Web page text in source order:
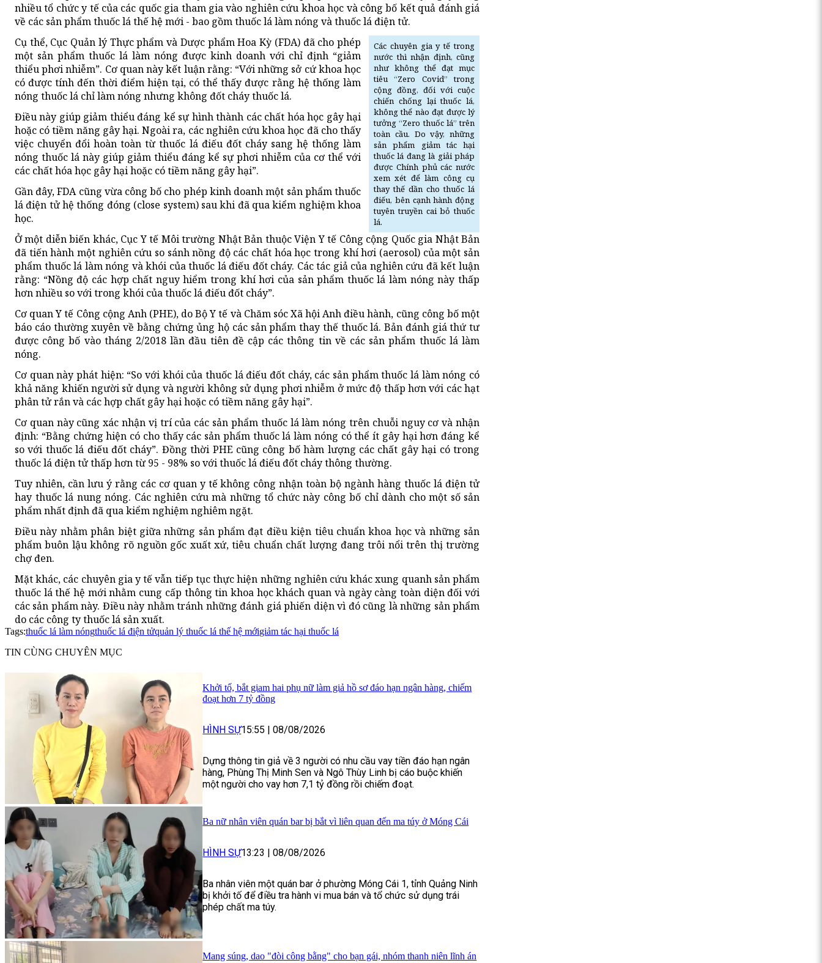
nhiều tổ chức y tế của các quốc gia tham gia vào nghiên cứu khoa học và công bố kết quả đánh giá
về các sản phẩm thuốc lá thế hệ mới - bao gồm thuốc lá làm nóng và thuốc lá điện tử.
Các chuyên gia y tế trong
nước thì nhận định, cũng
như không thể đạt mục
tiêu “Zero Covid” trong
cộng đồng, đối với cuộc
chiến chống lại thuốc lá,
không thể nào đạt được lý
tưởng “Zero thuốc lá” trên
toàn cầu. Do vậy, những
sản phẩm giảm tác hại
thuốc lá đang là giải pháp
được Chính phủ các nước
xem xét để làm công cụ
thay thế dần cho thuốc lá
điếu, bên cạnh hành động
tuyên truyền cai bỏ thuốc
lá.
Cụ thể, Cục Quản lý Thực phẩm và Dược phẩm Hoa Kỳ (FDA) đã cho phép
một sản phẩm thuốc lá làm nóng được kinh doanh với chỉ định “giảm
thiểu phơi nhiễm”. Cơ quan này kết luận rằng: “Với những sở cứ khoa học
có được tính đến thời điểm hiện tại, có thể thấy được rằng hệ thống làm
nóng thuốc lá chỉ làm nóng nhưng không đốt cháy thuốc lá.
Điều này giúp giảm thiểu đáng kể sự hình thành các chất hóa học gây hại
hoặc có tiềm năng gây hại. Ngoài ra, các nghiên cứu khoa học đã cho thấy
việc chuyển đổi hoàn toàn từ thuốc lá điếu đốt cháy sang hệ thống làm
nóng thuốc lá này giúp giảm thiểu đáng kể sự phơi nhiễm của cơ thể với
các chất hóa học gây hại hoặc có tiềm năng gây hại”.
Gần đây, FDA cũng vừa công bố cho phép kinh doanh một sản phẩm thuốc
lá điện tử hệ thống đóng (close system) sau khi đã qua kiểm nghiệm khoa
học.
Ở một diễn biến khác, Cục Y tế Môi trường Nhật Bản thuộc Viện Y tế Công cộng Quốc gia Nhật Bản
đã tiến hành một nghiên cứu so sánh nồng độ các chất hóa học trong khí hơi (aerosol) của một sản
phẩm thuốc lá làm nóng và khói của thuốc lá điếu đốt cháy. Các tác giả của nghiên cứu đã kết luận
rằng: “Nồng độ các hợp chất nguy hiểm trong khí hơi của sản phẩm thuốc lá làm nóng này thấp
hơn nhiều so với trong khói của thuốc lá điếu đốt cháy”.
Cơ quan Y tế Công cộng Anh (PHE), do Bộ Y tế và Chăm sóc Xã hội Anh điều hành, cũng công bố một
báo cáo thường xuyên về bằng chứng ủng hộ các sản phẩm thay thế thuốc lá. Bản đánh giá thứ tư
được công bố vào tháng 2/2018 lần đầu tiên đề cập các thông tin về các sản phẩm thuốc lá làm
nóng.
Cơ quan này phát hiện: “So với khói của thuốc lá điếu đốt cháy, các sản phẩm thuốc lá làm nóng có
khả năng khiến người sử dụng và người không sử dụng phơi nhiễm ở mức độ thấp hơn với các hạt
phân tử rắn và các hợp chất gây hại hoặc có tiềm năng gây hại”.
Cơ quan này cũng xác nhận vị trí của các sản phẩm thuốc lá làm nóng trên chuỗi nguy cơ và nhận
định: “Bằng chứng hiện có cho thấy các sản phẩm thuốc lá làm nóng có thể ít gây hại hơn đáng kể
so với thuốc lá điếu đốt cháy”. Đồng thời PHE cũng công bố hàm lượng các chất gây hại có trong
thuốc lá điện tử thấp hơn từ 95 - 98% so với thuốc lá điếu đốt cháy thông thường.
Tuy nhiên, cần lưu ý rằng các cơ quan y tế không công nhận toàn bộ ngành hàng thuốc lá điện tử
hay thuốc lá nung nóng. Các nghiên cứu mà những tổ chức này công bố chỉ dành cho một số sản
phẩm nhất định đã qua kiểm nghiệm nghiêm ngặt.
Điều này nhằm phân biệt giữa những sản phẩm đạt điều kiện tiêu chuẩn khoa học và những sản
phẩm buôn lậu không rõ nguồn gốc xuất xứ, tiêu chuẩn chất lượng đang trôi nổi trên thị trường
chợ đen.
Mặt khác, các chuyên gia y tế vẫn tiếp tục thực hiện những nghiên cứu khác xung quanh sản phẩm
thuốc lá thế hệ mới nhằm cung cấp thông tin khoa học khách quan và ngày càng toàn diện đối với
các sản phẩm này. Điều này nhằm tránh những đánh giá phiến diện vì đó cũng là những sản phẩm
do các công ty thuốc lá sản xuất.
Tags:thuốc lá làm nóngthuốc lá điện tửquản lý thuốc lá thế hệ mớigiảm tác hại thuốc lá
TIN CÙNG CHUYÊN MỤC
Khởi tố, bắt giam hai phụ nữ làm giả hồ sơ đáo hạn ngân hàng, chiếm
đoạt hơn 7 tỷ đồng
HÌNH SỰ15:55 | 08/08/2026
Dựng thông tin giả về 3 người có nhu cầu vay tiền đáo hạn ngân
hàng, Phùng Thị Minh Sen và Ngô Thùy Linh bị cáo buộc khiến
một người cho vay hơn 7,1 tỷ đồng rồi chiếm đoạt.
Ba nữ nhân viên quán bar bị bắt vì liên quan đến ma túy ở Móng Cái
HÌNH SỰ13:23 | 08/08/2026
Ba nhân viên một quán bar ở phường Móng Cái 1, tỉnh Quảng Ninh
bị khởi tố để điều tra hành vi mua bán và tổ chức sử dụng trái
phép chất ma túy.
Mang súng, dao "đòi công bằng" cho bạn gái, nhóm thanh niên lĩnh án